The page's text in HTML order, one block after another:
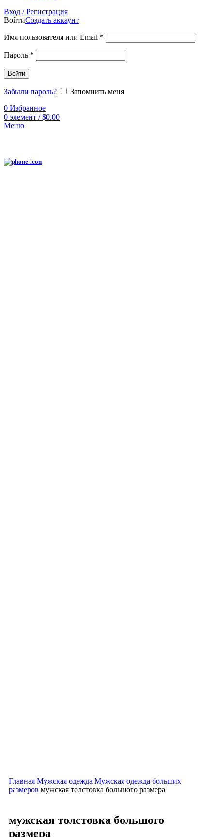
Вход / Регистрация
ВойтиСоздать аккаунт
Имя пользователя или Email *
Пароль *
Войти
Забыли пароль?
Запомнить меня
0 Избранное
0 элемент / $0.00
Меню
Главная Мужская одежда Мужская одежда больших
размеров мужская толстовка большого размера
мужская толстовка большого
размера